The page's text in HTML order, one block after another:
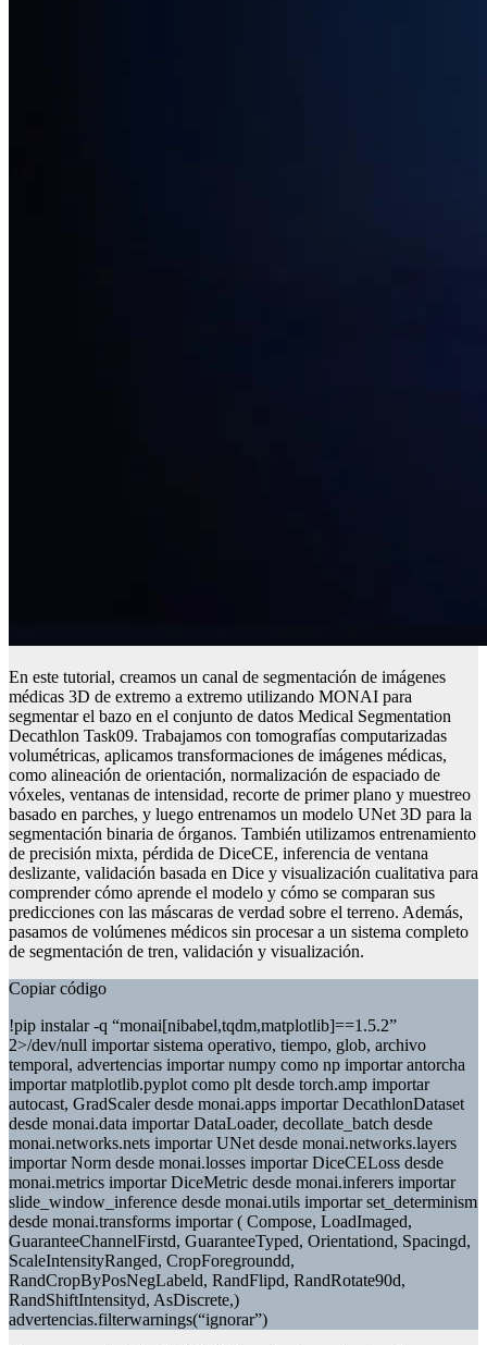
En este tutorial, creamos un canal de segmentación de imágenes
médicas 3D de extremo a extremo utilizando MONAI para
segmentar el bazo en el conjunto de datos Medical Segmentation
Decathlon Task09. Trabajamos con tomografías computarizadas
volumétricas, aplicamos transformaciones de imágenes médicas,
como alineación de orientación, normalización de espaciado de
vóxeles, ventanas de intensidad, recorte de primer plano y muestreo
basado en parches, y luego entrenamos un modelo UNet 3D para la
segmentación binaria de órganos. También utilizamos entrenamiento
de precisión mixta, pérdida de DiceCE, inferencia de ventana
deslizante, validación basada en Dice y visualización cualitativa para
comprender cómo aprende el modelo y cómo se comparan sus
predicciones con las máscaras de verdad sobre el terreno. Además,
pasamos de volúmenes médicos sin procesar a un sistema completo
de segmentación de tren, validación y visualización.
Copiar código
!pip instalar -q “monai[nibabel,tqdm,matplotlib]==1.5.2”
2>/dev/null importar sistema operativo, tiempo, glob, archivo
temporal, advertencias importar numpy como np importar antorcha
importar matplotlib.pyplot como plt desde torch.amp importar
autocast, GradScaler desde monai.apps importar DecathlonDataset
desde monai.data importar DataLoader, decollate_batch desde
monai.networks.nets importar UNet desde monai.networks.layers
importar Norm desde monai.losses importar DiceCELoss desde
monai.metrics importar DiceMetric desde monai.inferers importar
slide_window_inference desde monai.utils importar set_determinism
desde monai.transforms importar ( Compose, LoadImaged,
GuaranteeChannelFirstd, GuaranteeTyped, Orientationd, Spacingd,
ScaleIntensityRanged, CropForegroundd,
RandCropByPosNegLabeld, RandFlipd, RandRotate90d,
RandShiftIntensityd, AsDiscrete,)
advertencias.filterwarnings(“ignorar”)